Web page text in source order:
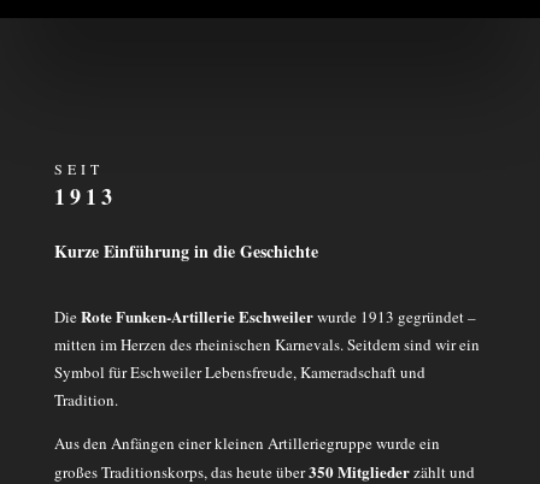
SEIT
1913
Kurze Einführung in die Geschichte
DieRote Funken-Artillerie Eschweilerwurde 1913 gegründet –
mitten im Herzen des rheinischen Karnevals. Seitdem sind wir ein
Symbol für Eschweiler Lebensfreude, Kameradschaft und
Tradition.
Aus den Anfängen einer kleinen Artilleriegruppe wurde ein
großes Traditionskorps, das heute über350 Mitgliederzählt und